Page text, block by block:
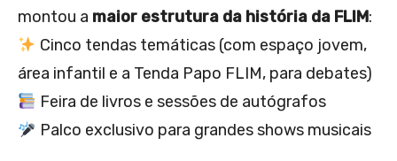
montou a maior estrutura da história da FLIM:
Cinco tendas temáticas (com espaço jovem,
área infantil e a Tenda Papo FLIM, para debates)
Feira de livros e sessões de autógrafos
Palco exclusivo para grandes shows musicais